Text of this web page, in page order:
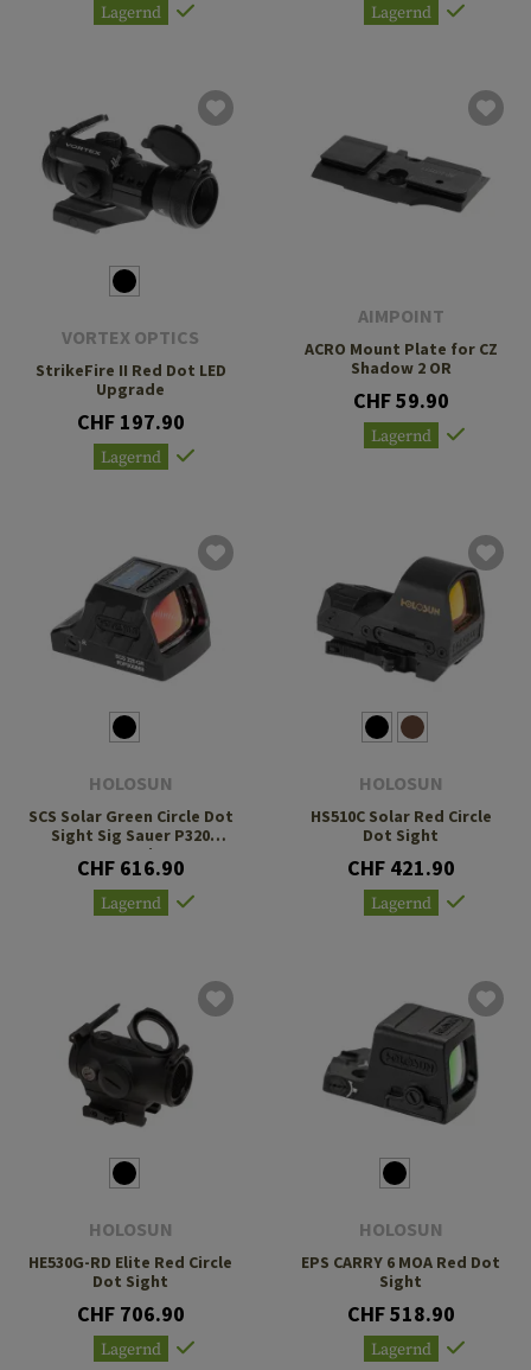
Lagernd Lagernd
VORTEX OPTICS
StrikeFire II Red Dot LED
Upgrade
CHF 197.90
Lagernd
AIMPOINT
ACRO Mount Plate for CZ
Shadow 2 OR
CHF 59.90
Lagernd
HOLOSUN
SCS Solar Green Circle Dot
Sight Sig Sauer P320
Footprint
CHF 616.90
Lagernd
HOLOSUN
HS510C Solar Red Circle
Dot Sight
CHF 421.90
Lagernd
HOLOSUN
HE530G-RD Elite Red Circle
Dot Sight
CHF 706.90
Lagernd
HOLOSUN
EPS CARRY 6 MOA Red Dot
Sight
CHF 518.90
Lagernd